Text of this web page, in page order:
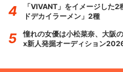
「VIVANT」をイメージした
ドデカイラーメン」2種
憧れの女優は小松菜奈、大
x新人発掘オーディション